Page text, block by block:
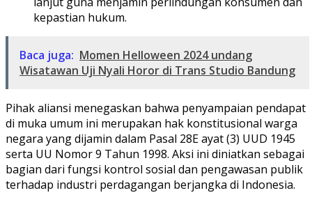
kepastian hukum.
Baca juga: Momen Helloween 2024 undang
Wisatawan Uji Nyali Horor di Trans Studio Bandung
​Pihak aliansi menegaskan bahwa penyampaian pendapat
di muka umum ini merupakan hak konstitusional warga
negara yang dijamin dalam Pasal 28E ayat (3) UUD 1945
serta UU Nomor 9 Tahun 1998. Aksi ini diniatkan sebagai
bagian dari fungsi kontrol sosial dan pengawasan publik
terhadap industri perdagangan berjangka di Indonesia.